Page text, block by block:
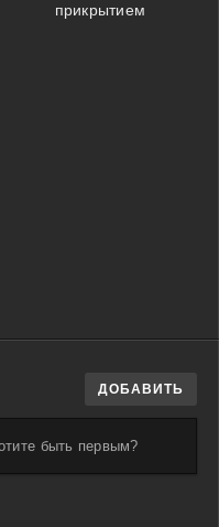
прикрытием
ДОБАВИТЬ
быть первым?